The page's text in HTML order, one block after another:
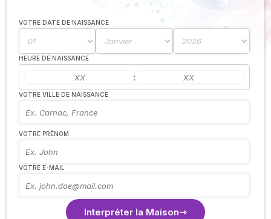
VOTRE DATE DE NAISSANCE
HEURE DE NAISSANCE
:
VOTRE VILLE DE NAISSANCE
VOTRE PRÉNOM
VOTRE E-MAIL
Interpréter la Maison